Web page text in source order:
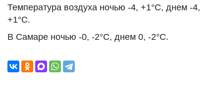
Температура воздуха ночью -4, +1°С, днем -4,
+1°С.
В Самаре ночью -0, -2°С, днем 0, -2°С.